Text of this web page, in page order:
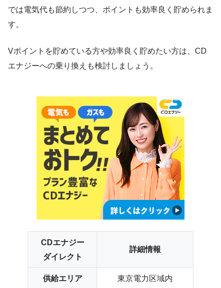
では電気代も節約しつつ、ポイントも効率良く貯められま
す。
Vポイントを貯めている方や効率良く貯めたい方は、CD
エナジーへの乗り換えも検討しましょう。
CDエナジー
ダイレクト
詳細情報
供給エリア 東京電力区域内